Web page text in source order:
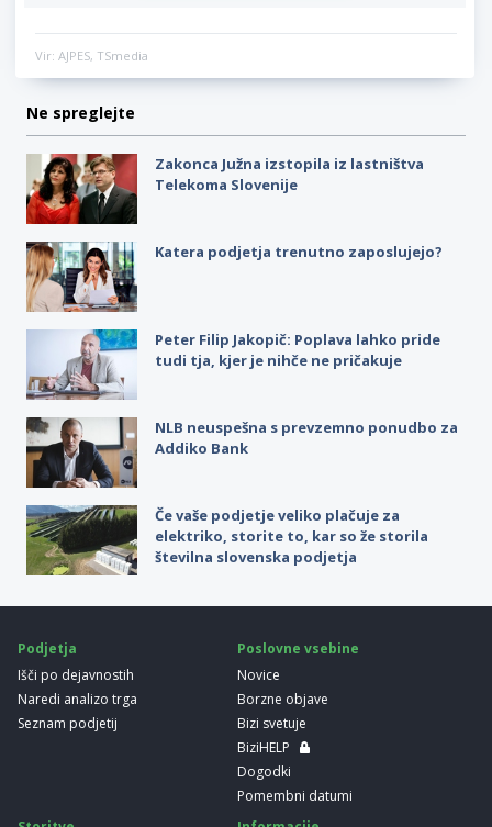
Vir: AJPES, TSmedia
Ne spreglejte
Zakonca Južna izstopila iz lastništva
Telekoma Slovenije
Katera podjetja trenutno zaposlujejo?
Peter Filip Jakopič: Poplava lahko pride
tudi tja, kjer je nihče ne pričakuje
NLB neuspešna s prevzemno ponudbo za
Addiko Bank
Če vaše podjetje veliko plačuje za
elektriko, storite to, kar so že storila
številna slovenska podjetja
Podjetja
Išči po dejavnostih
Naredi analizo trga
Seznam podjetij
Poslovne vsebine
Novice
Borzne objave
Bizi svetuje
BiziHELP
Dogodki
Pomembni datumi